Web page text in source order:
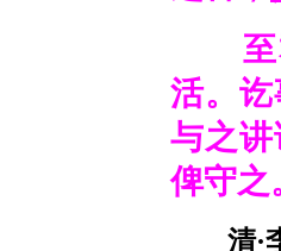
至郡
活。
与之
俾守之
清·